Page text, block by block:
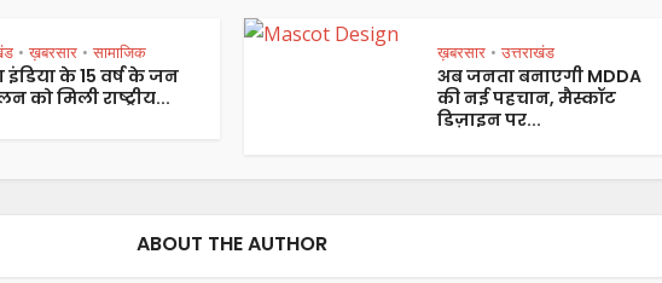
• ख़बरसार • सामाजिक
के 15 वर्ष के जन
को मिली राष्ट्रीय...
ख़बरसार • उत्तराखंड
अब जनता बनाएगी MDDA
की नई पहचान, मैस्कॉट
डिज़ाइन पर...
ABOUT THE AUTHOR